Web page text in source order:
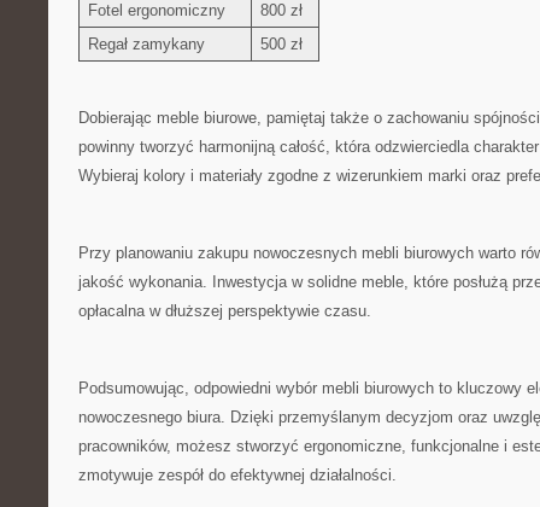
Fotel ergonomiczny
800 zł
Regał zamykany
500 zł
Dobierając meble​ biurowe, pamiętaj także o zachowaniu
powinny tworzyć harmonijną całość, która odzwierciedla
Wybieraj kolory ⁢i materiały ‌zgodne z​ wizerunkiem marki oraz
Przy⁤ planowaniu zakupu ‍nowoczesnych mebli biurowych​ warto
jakość wykonania. Inwestycja ‌w⁢ solidne meble, które posłużą
opłacalna w dłuższej perspektywie ⁢czasu.
Podsumowując, odpowiedni ⁤wybór mebli biurowych⁤ to‍ kluczowy
nowoczesnego biura.⁣ Dzięki przemyślanym decyzjom oraz
pracowników, możesz stworzyć⁤ ergonomiczne, funkcjonalne​ i
zmotywuje zespół do⁣ efektywnej działalności.